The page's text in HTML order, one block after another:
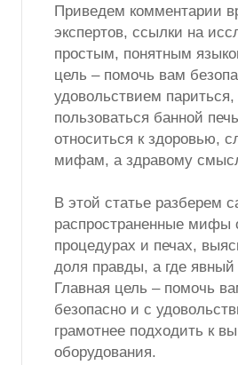
Приведем комментарии
экспертов, ссылки на
простым, понятным
цель – помочь вам
удовольствием париться,
пользоваться банной
относиться к здоровью,
мифам, а здравому
В этой статье разберем
распространенные мифы
процедурах и печах,
доля правды, а где
Главная цель – помочь
безопасно и с
грамотнее подходить к
оборудования.